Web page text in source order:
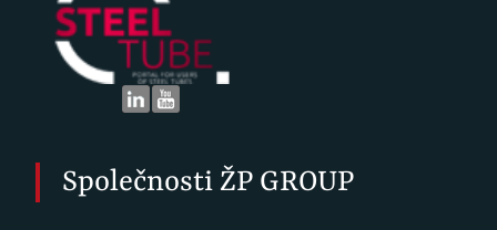
Společnosti ŽP GROUP